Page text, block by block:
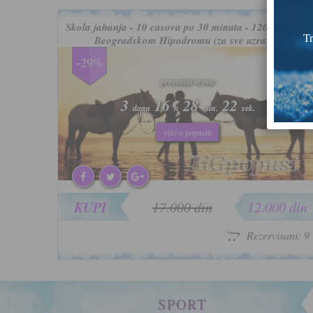
Skola jahanja - 10 casova po 30 minuta - 12000 rsd na
Beogradskom Hipodromu (za sve uzraste)
-29%
preostalo vreme
3dana 16h 28min. 19sek.
više o popustu
preostalo vreme
3dana 16h 28min. 19sek.
više o popustu
KUPI 17.000 din 12.000 din
Rezervisani: 9
SPORT